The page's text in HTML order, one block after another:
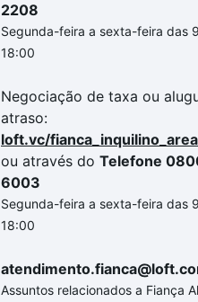
2208
Segunda-feira a sexta-feira das
18:00
Negociação de taxa ou
atraso:
loft.vc/
ou através do Telefone
6003
Segunda-feira a sexta-feira das
18:00
Assuntos relacionados a Fiança